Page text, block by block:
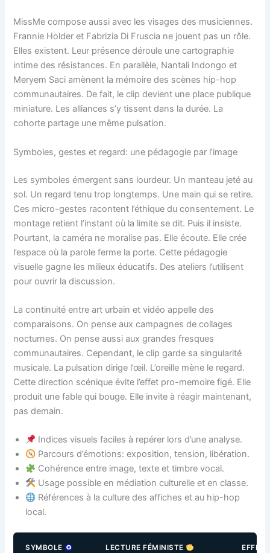
MissMe compose aussi avec les visages des musiciennes.
Frannie Holder et Fabrizia Di Fruscia ne jouent pas un rôle.
Elles existent. Leur présence déroule une cartographie
intime des résistances. En parallèle, Nantali Indongo et
Meryem Saci amènent la mémoire des scènes hip-hop
communautaires. De fait, le clip devient une place publique
miniature. Les alliances s’y tissent dans la durée. La
cohorte partage une même pulsation.
Symboles, gestes et regard: une pédagogie par l’image
Les symboles émergent sans lourdeur. Un manteau jeté au
sol. Un regard tenu trop longtemps. Une main qui se retire.
Ces micro-gestes racontent l’éthique du consentement. Le
montage retient l’instant où la limite se dit. Puis il insiste.
Pourtant, la caméra ne moralise pas. Elle écoute. Elle crée
l’espace où la parole ferme la porte. Cette pédagogie
visuelle gagne les milieux éducatifs. Des ateliers l’utilisent
pour ouvrir la discussion.
La continuité entre art urbain et vidéo appelle des
comparaisons. On pense aux campagnes de collages
nocturnes. On pense aussi aux grandes fresques
communautaires. Cependant, le clip garde sa singularité
musicale. La pulsation dirige l’œil. L’oreille mène le regard.
Cette direction scénique évite l’effet pro-memoire figé. Elle
produit une fable qui bouge. Elle invite à réagir maintenant,
pas demain.
Indices visuels faciles à repérer lors d’une analyse.
Parcours d’émotions: exposition, tension, libération.
Cohérence entre image, texte et timbre vocal.
Usage possible en médiation culturelle et en classe.
Références à la culture des affiches et au hip-hop
local.
SYMBOLE LECTURE FÉMINISTE EFFET